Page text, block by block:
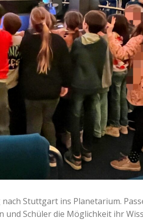
Stuttgart ins Planetarium.
Schüler die Möglichkeit ihr